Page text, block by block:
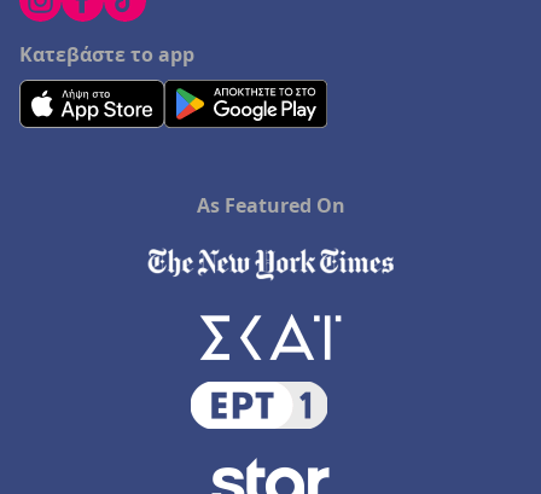
Κατεβάστε το app
As Featured On